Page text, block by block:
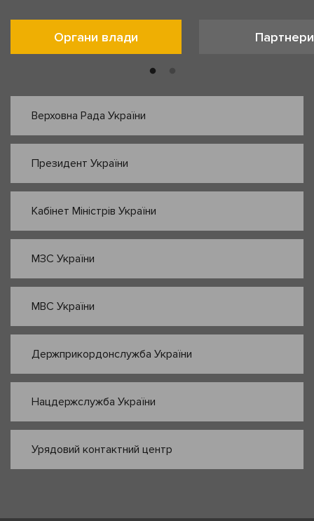
Органи влади Партнери
Верховна Рада України
Президент України
Кабінет Міністрів України
МЗС України
МВС України
Держприкордонслужба України
Нацдержслужба України
Урядовий контактний центр